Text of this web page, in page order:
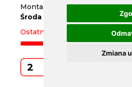
Zmiana
Montaż w serwisie za 4 dni
Środa
Ostatnie 2 sztuki